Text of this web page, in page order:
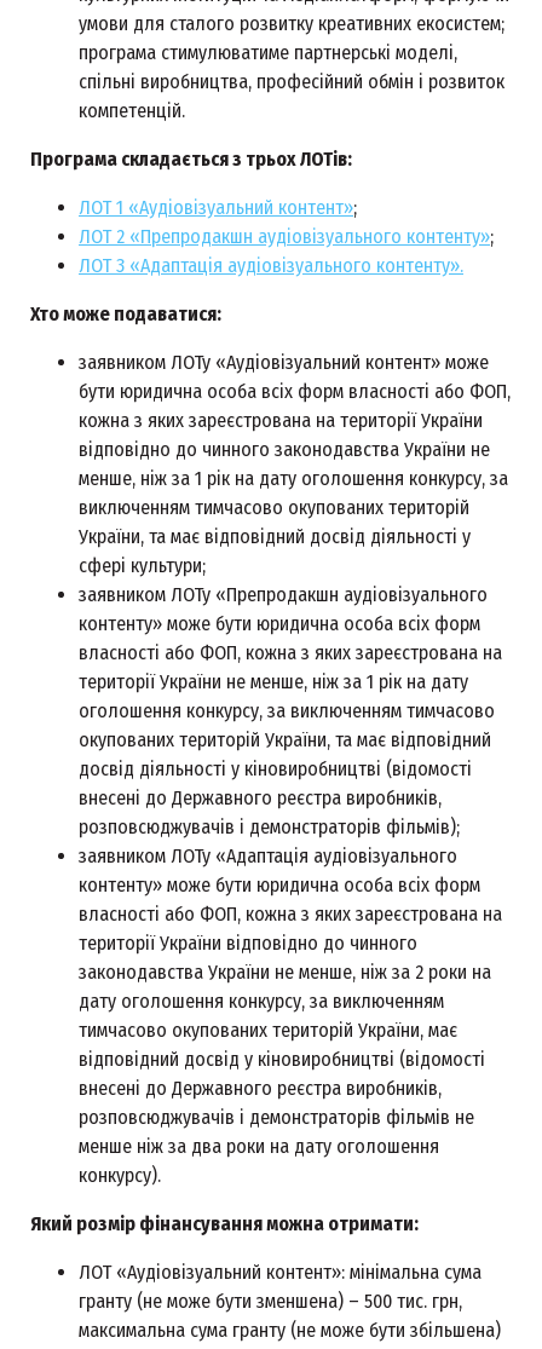
умови для сталого розвитку креативних екосистем;
програма стимулюватиме партнерські моделі,
спільні виробництва, професійний обмін і розвиток
компетенцій.
Програма складається з трьох ЛОТів:
ЛОТ 1 «Аудіовізуальний контент»;
ЛОТ 2 «Препродакшн аудіовізуального контенту»;
ЛОТ 3 «Адаптація аудіовізуального контенту».
Хто може подаватися:
заявником ЛОТу «Аудіовізуальний контент» може
бути юридична особа всіх форм власності або ФОП,
кожна з яких зареєстрована на території України
відповідно до чинного законодавства України не
менше, ніж за 1 рік на дату оголошення конкурсу, за
виключенням тимчасово окупованих територій
України, та має відповідний досвід діяльності у
сфері культури;
заявником ЛОТу «Препродакшн аудіовізуального
контенту» може бути юридична особа всіх форм
власності або ФОП, кожна з яких зареєстрована на
території України не менше, ніж за 1 рік на дату
оголошення конкурсу, за виключенням тимчасово
окупованих територій України, та має відповідний
досвід діяльності у кіновиробництві (відомості
внесені до Державного реєстра виробників,
розповсюджувачів і демонстраторів фільмів);
заявником ЛОТу «Адаптація аудіовізуального
контенту» може бути юридична особа всіх форм
власності або ФОП, кожна з яких зареєстрована на
території України відповідно до чинного
законодавства України не менше, ніж за 2 роки на
дату оголошення конкурсу, за виключенням
тимчасово окупованих територій України, має
відповідний досвід у кіновиробництві (відомості
внесені до Державного реєстра виробників,
розповсюджувачів і демонстраторів фільмів не
менше ніж за два роки на дату оголошення
конкурсу).
Який розмір фінансування можна отримати:
ЛОТ «Аудіовізуальний контент»: мінімальна сума
гранту (не може бути зменшена) – 500 тис. грн,
максимальна сума гранту (не може бути збільшена)